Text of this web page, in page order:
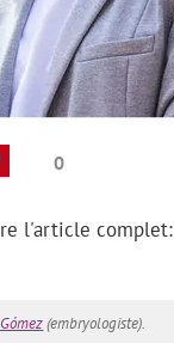
0
l'article complet:
(embryologiste).